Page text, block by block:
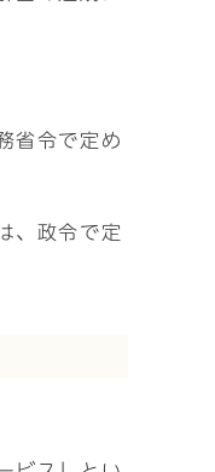
省令で定め
、政令で定